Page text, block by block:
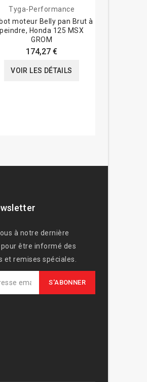
Tyga-Performance
moteur Belly pan Brut à
peindre, Honda 125 MSX
GROM
174,27 €
VOIR LES DÉTAILS
à notre dernière
être informé des
et remises spéciales.